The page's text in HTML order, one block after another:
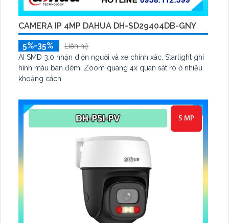
CAMERA IP 4MP DAHUA DH-SD29404DB-GNY
5%-35%
Liên hệ
AI SMD 3.0 nhận diện người và xe chính xác, Starlight ghi
hình màu ban đêm, Zoom quang 4x quan sát rõ ở nhiều
khoảng cách